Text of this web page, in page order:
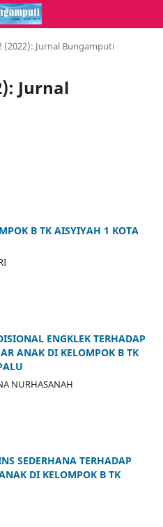
(2022): Jurnal Bungamputi
Jurnal
B TK AISYIYAH 1 KOTA
ENGKLEK TERHADAP
ANAK DI KELOMPOK B TK
NURHASANAH
SEDERHANA TERHADAP
DI KELOMPOK B TK